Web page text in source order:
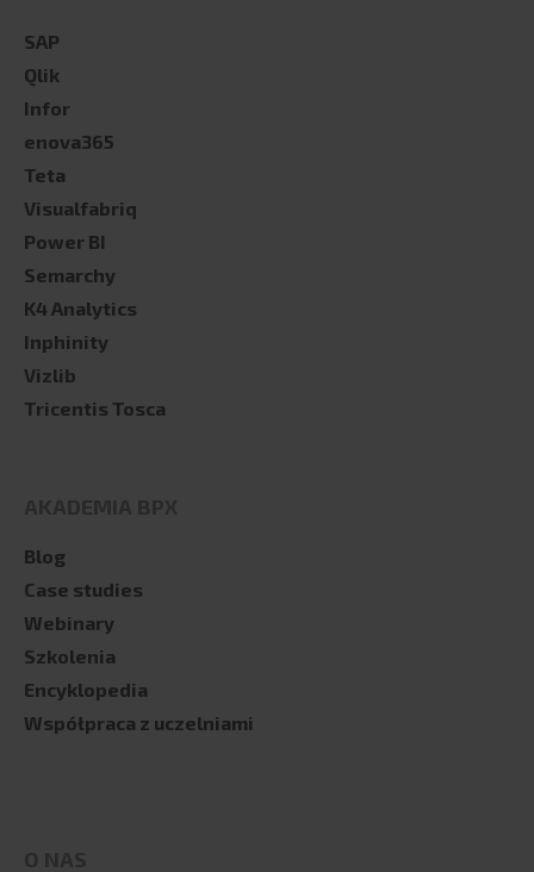
SAP
Qlik
Infor
enova365
Teta
Visualfabriq
Power BI
Semarchy
K4 Analytics
Inphinity
Vizlib
Tricentis Tosca
Blog
Case studies
Webinary
Szkolenia
Encyklopedia
Współpraca z uczelniami